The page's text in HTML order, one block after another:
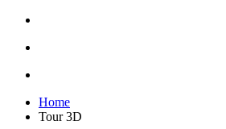
Home
Tour 3D